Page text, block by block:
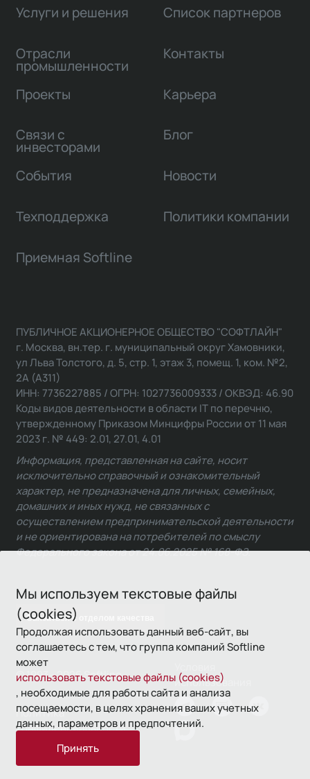
Мы используем текстовые файлы
(cookies)
Продолжая использовать данный веб-сайт, вы
соглашаетесь с тем, что группа компаний Softline
может
использовать текстовые файлы (cookies)
, необходимые для работы сайта и анализа
посещаемости, в целях хранения ваших учетных
данных, параметров и предпочтений.
Принять
Услуги и решения
Отрасли
промышленности
Проекты
Связи с
инвесторами
Список партнеров
Контакты
Карьера
Блог
События Новости
Техподдержка Политики компании
Приемная Softline
Связаться с отделом качества
ПУБЛИЧНОЕ АКЦИОНЕРНОЕ ОБЩЕСТВО "СОФТЛАЙН"
г. Москва, вн.тер. г. муниципальный округ Хамовники,
ул Льва Толстого, д. 5, стр. 1, этаж 3, помещ. 1, ком. №2,
2А (А311)
ИНН: 7736227885 / ОГРН: 1027736009333 / ОКВЭД: 46.90
Коды видов деятельности в области IT по перечню,
утвержденному Приказом Минцифры России от 11 мая
2023 г. № 449: 2.01, 27.01, 4.01
Информация, представленная на сайте, носит
исключительно справочный и ознакомительный
характер, не предназначена для личных, семейных,
домашних и иных нужд, не связанных с
осуществлением предпринимательской деятельности
и не ориентирована на потребителей по смыслу
Федерального закона от 24.06.2025 № 168-ФЗ.
© 1993—2026 Softline
использования
Политика
конфиденциальности